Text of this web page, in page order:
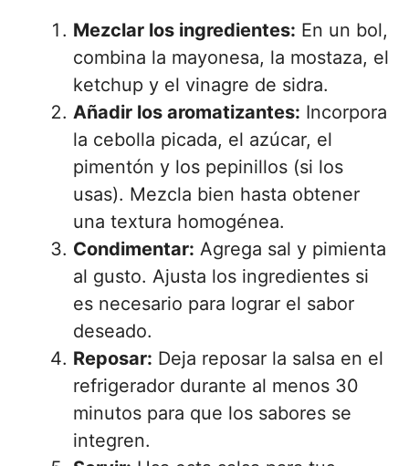
Mezclar los ingredientes: En un bol,
combina la mayonesa, la mostaza, el
ketchup y el vinagre de sidra.
Añadir los aromatizantes: Incorpora
la cebolla picada, el azúcar, el
pimentón y los pepinillos (si los
usas). Mezcla bien hasta obtener
una textura homogénea.
Condimentar: Agrega sal y pimienta
al gusto. Ajusta los ingredientes si
es necesario para lograr el sabor
deseado.
Reposar: Deja reposar la salsa en el
refrigerador durante al menos 30
minutos para que los sabores se
integren.